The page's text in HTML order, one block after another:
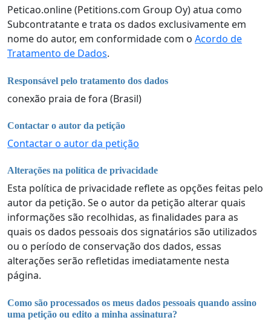
Peticao.online (Petitions.com Group Oy) atua como
Subcontratante e trata os dados exclusivamente em
nome do autor, em conformidade com o Acordo de
Tratamento de Dados.
Responsável pelo tratamento dos dados
conexão praia de fora (Brasil)
Contactar o autor da petição
Contactar o autor da petição
Alterações na política de privacidade
Esta política de privacidade reflete as opções feitas pelo
autor da petição. Se o autor da petição alterar quais
informações são recolhidas, as finalidades para as
quais os dados pessoais dos signatários são utilizados
ou o período de conservação dos dados, essas
alterações serão refletidas imediatamente nesta
página.
Como são processados os meus dados pessoais quando assino
uma petição ou edito a minha assinatura?